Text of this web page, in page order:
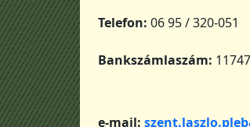
Telefon: 06 95 / 320-051
Bankszámlaszám:
e-mail: